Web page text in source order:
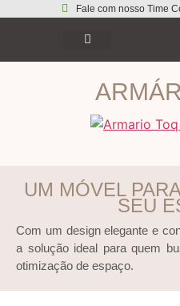
Fale com nosso Time
UM MÓVEL
SEU
Com um design elegante e
a solução ideal para quem
otimização de espaço.